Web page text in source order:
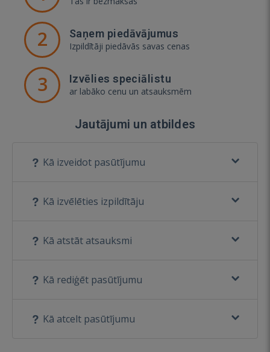
2 Saņem piedāvājumus
Izpildītāji piedāvās savas cenas
3 Izvēlies speciālistu
ar labāko cenu un atsauksmēm
Jautājumi un atbildes
Kā izveidot pasūtījumu
Kā izvēlēties izpildītāju
Kā atstāt atsauksmi
Kā rediģēt pasūtījumu
Kā atcelt pasūtījumu